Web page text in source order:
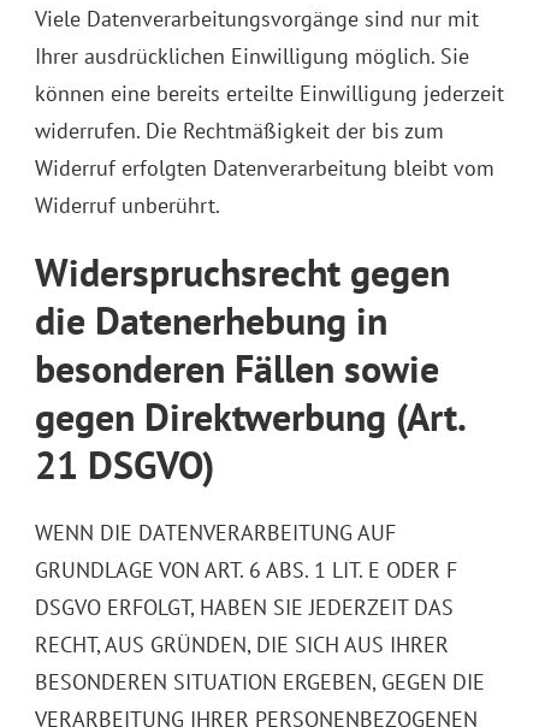
Viele Datenverarbeitungsvorgänge sind nur mit
Ihrer ausdrücklichen Einwilligung möglich. Sie
können eine bereits erteilte Einwilligung jederzeit
widerrufen. Die Rechtmäßigkeit der bis zum
Widerruf erfolgten Datenverarbeitung bleibt vom
Widerruf unberührt.
Widerspruchsrecht gegen
die Datenerhebung in
besonderen Fällen sowie
gegen Direktwerbung (Art.
21 DSGVO)
WENN DIE DATENVERARBEITUNG AUF
GRUNDLAGE VON ART. 6 ABS. 1 LIT. E ODER F
DSGVO ERFOLGT, HABEN SIE JEDERZEIT DAS
RECHT, AUS GRÜNDEN, DIE SICH AUS IHRER
BESONDEREN SITUATION ERGEBEN, GEGEN DIE
VERARBEITUNG IHRER PERSONENBEZOGENEN